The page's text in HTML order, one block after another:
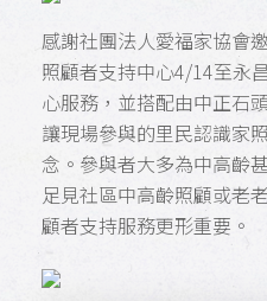
感謝社團法人愛福家協會
照顧者支持中心4/14至永
心服務，並搭配由中正石
讓現場參與的里民認識家
念。參與者大多為中高齡
足見社區中高齡照顧或老
顧者支持服務更形重要。